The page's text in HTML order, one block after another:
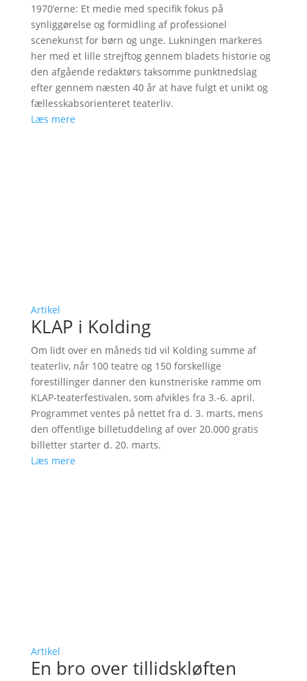
1970’erne: Et medie med specifik fokus på
synliggørelse og formidling af professionel
scenekunst for børn og unge. Lukningen markeres
her med et lille strejftog gennem bladets historie og
den afgående redaktørs taksomme punktnedslag
efter gennem næsten 40 år at have fulgt et unikt og
fællesskabsorienteret teaterliv.
Læs mere
Artikel
KLAP i Kolding
Om lidt over en måneds tid vil Kolding summe af
teaterliv, når 100 teatre og 150 forskellige
forestillinger danner den kunstneriske ramme om
KLAP-teaterfestivalen, som afvikles fra 3.-6. april.
Programmet ventes på nettet fra d. 3. marts, mens
den offentlige billetuddeling af over 20.000 gratis
billetter starter d. 20. marts.
Læs mere
Artikel
En bro over tillidskløften